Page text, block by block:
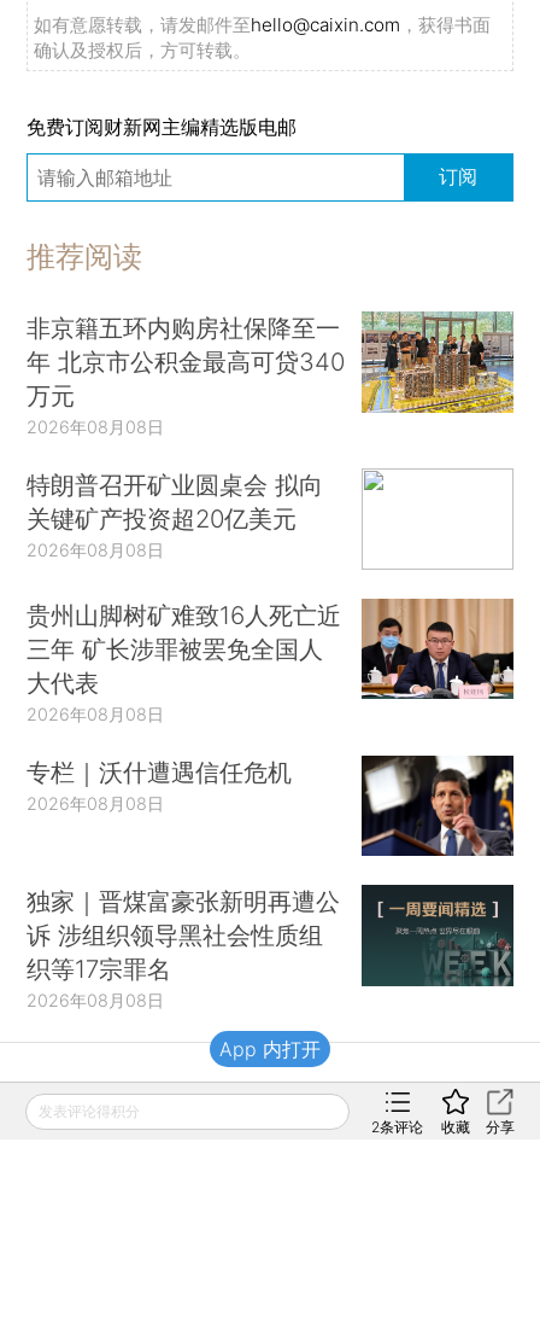
如有意愿转载，请发邮件至hello@caixin.com ，获得书面
确认及授权后，方可转载。
免费订阅财新网主编精选版电邮
订阅
推荐阅读
非京籍五环内购房社保降至一
年 北京市公积金最高可贷340
万元
2026年08月08日
特朗普召开矿业圆桌会 拟向
关键矿产投资超20亿美元
2026年08月08日
贵州山脚树矿难致16人死亡近
三年 矿长涉罪被罢免全国人
大代表
2026年08月08日
专栏｜沃什遭遇信任危机
2026年08月08日
独家｜晋煤富豪张新明再遭公
诉 涉组织领导黑社会性质组
织等17宗罪名
2026年08月08日
财新移动
发表评论得积分
2条评论 收藏 分享
App 内打开